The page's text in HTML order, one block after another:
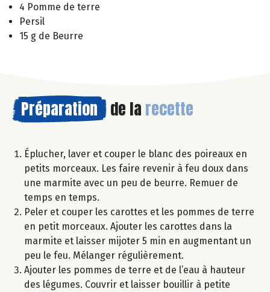
4 Pomme de terre
Persil
15 g de Beurre
Préparation de la recette
Éplucher, laver et couper le blanc des poireaux en
petits morceaux. Les faire revenir à feu doux dans
une marmite avec un peu de beurre. Remuer de
temps en temps.
Peler et couper les carottes et les pommes de terre
en petit morceaux. Ajouter les carottes dans la
marmite et laisser mijoter 5 min en augmentant un
peu le feu. Mélanger régulièrement.
Ajouter les pommes de terre et de l’eau à hauteur
des légumes. Couvrir et laisser bouillir à petite